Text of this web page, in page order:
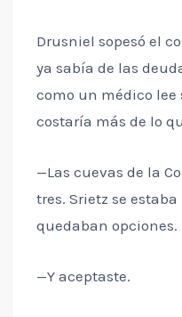
Drusniel sopesó el
ya sabía de las
como un médico lee
costaría más de lo
—Las cuevas de la
tres. Srietz se
quedaban opciones.
—Y aceptaste.